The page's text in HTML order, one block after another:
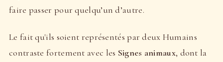
faire passer pour quelqu’un d’autre.
Le fait qu'ils soient représentés par deux Humains
contraste fortement avec les Signes animaux, dont la